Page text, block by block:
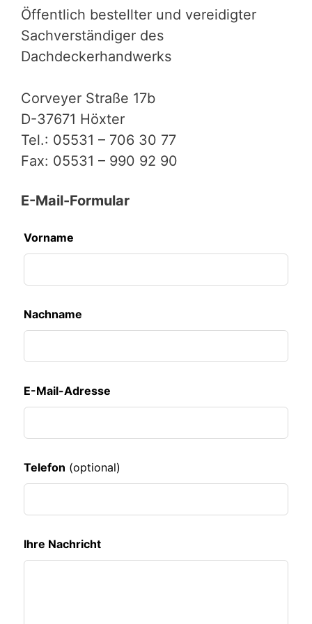
Öffentlich bestellter und vereidigter
Sachverständiger des
Dachdeckerhandwerks
Corveyer Straße 17b
D-37671 Höxter
Tel.: 05531 – 706 30 77
Fax: 05531 – 990 92 90
E-Mail-Formular
Leave
this
Vorname
Nachname
E-Mail-Adresse
Telefon (optional)
Ihre Nachricht